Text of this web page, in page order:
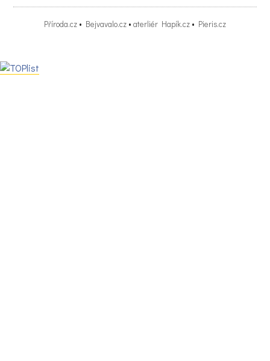
Příroda.cz • Bejvavalo.cz • aterliér Hapík.cz • Pieris.cz